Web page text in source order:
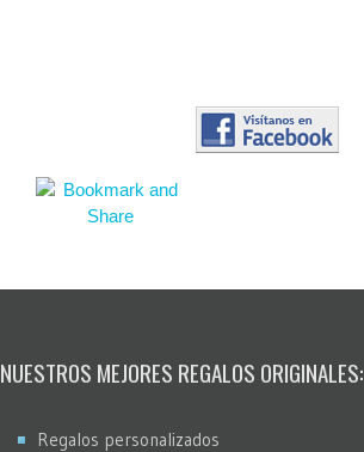
NUESTROS MEJORES REGALOS ORIGINALES:
Regalos personalizados